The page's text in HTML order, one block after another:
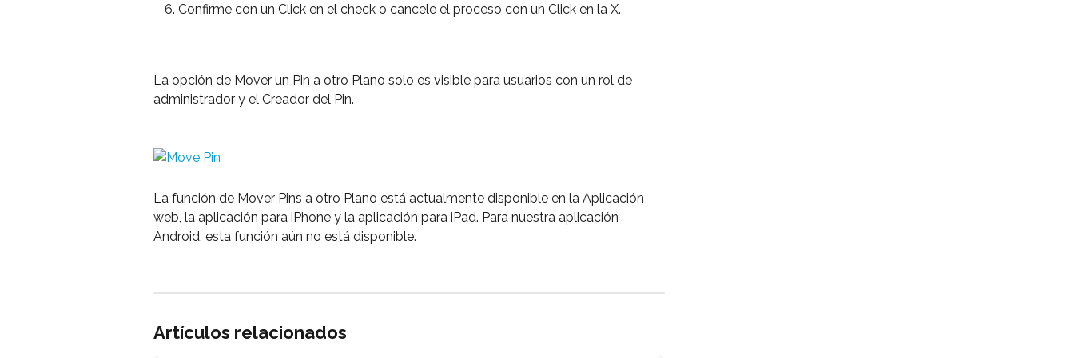
Confirme con un Click en el check o cancele el proceso con un Click en la X.
La opción de Mover un Pin a otro Plano solo es visible para usuarios con un rol de
administrador y el Creador del Pin.
La función de Mover Pins a otro Plano está actualmente disponible en la Aplicación
web, la aplicación para iPhone y la aplicación para iPad. Para nuestra aplicación
Android, esta función aún no está disponible.
Artículos relacionados